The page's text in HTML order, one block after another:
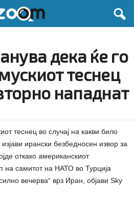
дека ќе го
теснец
нападнат
теснец во случај на какви било
ирански безбедносен извор за
откако американскиот
на самитот на НАТО во Турција
вечерва“ врз Иран, објави Sky